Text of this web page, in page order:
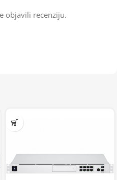
objavili recenziju.